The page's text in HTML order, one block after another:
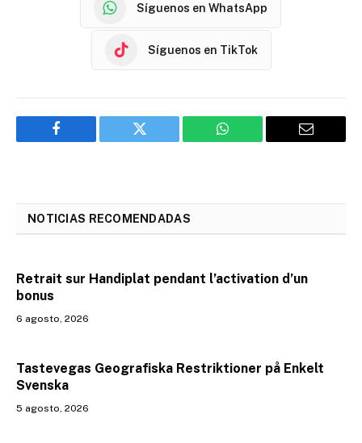
Síguenos en WhatsApp
Síguenos en TikTok
Facebook Twitter WhatsApp Email
NOTICIAS RECOMENDADAS
Retrait sur Handiplat pendant l’activation d’un
bonus
6 agosto, 2026
Tastevegas Geografiska Restriktioner på Enkelt
Svenska
5 agosto, 2026